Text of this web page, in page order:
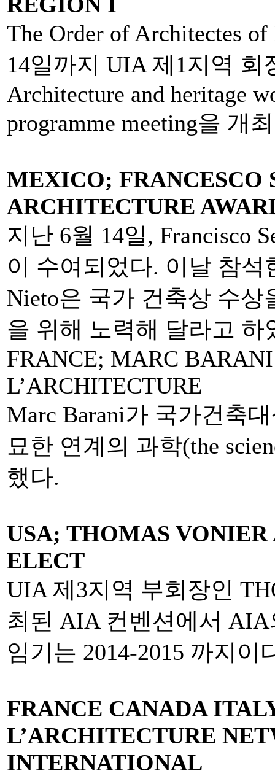
The Order of Architectes
14일까지 UIA 제1지역 회
Architecture and heritage
programme meeting을 개
MEXICO; FRANCESCO
ARCHITECTURE
지난 6월 14일, Francisco
이 수여되었다. 이날 참석
Nieto은 국가 건축상 수
을 위해 노력해 달라고 하
FRANCE; MARC
L’ARCHITECTURE
Marc Barani가 국가건축
묘한 연계의 과학(the
했다.
USA; THOMAS
ELECT
UIA 제3지역 부회장인
최된 AIA 컨벤션에서
임기는 2014-2015 까지이
FRANCE CANADA
L’ARCHITECTURE
INTERNATIONAL